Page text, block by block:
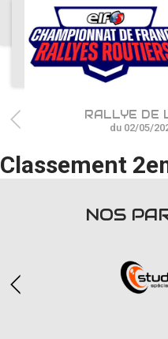
ACCUEIL
ACTUS
CALENDRIER
CHAMPIONNAT
RÉSULTATS
RALLYE DE
du 02/05/
Classement
NOS